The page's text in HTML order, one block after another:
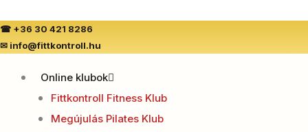
to
content
☎ +36 30 421 8286
✉ info@fittkontroll.hu
Online klubok
Fittkontroll Fitness Klub
Megújulás Pilates Klub